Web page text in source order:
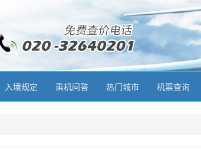
入境规定 乘机问答 热门城市 机票查询